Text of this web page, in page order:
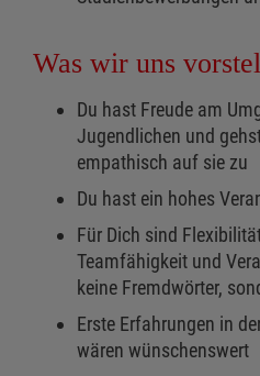
Was wir uns
Du hast Freude am
Jugendlichen und
empathisch auf sie zu
Du hast ein hohes
Für Dich sind
Teamfähigkeit und
keine Fremdwörter,
Erste Erfahrungen in
wären wünschenswert